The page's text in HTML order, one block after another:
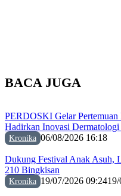
BACA JUGA
PERDOSKI Gelar Pertemuan
Hadirkan Inovasi
Kronika 06/08/2026 16:18
Dukung Festival Anak Asuh,
210 Bingkisan
Kronika 19/07/2026 09:24